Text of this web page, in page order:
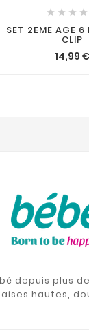
   
SET 2EME AGE 6
CLIP
14,99 €
depuis plus
hautes,